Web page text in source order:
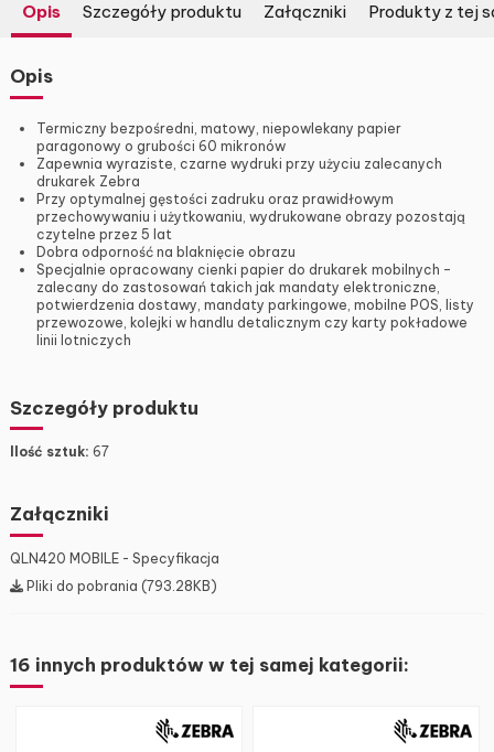
Opis Szczegóły produktu Załączniki Produkty z tej
Opis
Termiczny bezpośredni, matowy, niepowlekany papier
paragonowy o grubości 60 mikronów
Zapewnia wyraziste, czarne wydruki przy użyciu zalecanych
drukarek Zebra
Przy optymalnej gęstości zadruku oraz prawidłowym
przechowywaniu i użytkowaniu, wydrukowane obrazy pozostają
czytelne przez 5 lat
Dobra odporność na blaknięcie obrazu
Specjalnie opracowany cienki papier do drukarek mobilnych –
zalecany do zastosowań takich jak mandaty elektroniczne,
potwierdzenia dostawy, mandaty parkingowe, mobilne POS, listy
przewozowe, kolejki w handlu detalicznym czy karty pokładowe
linii lotniczych
Szczegóły produktu
Ilość sztuk: 67
Załączniki
QLN420 MOBILE - Specyfikacja
Pliki do pobrania (793.28KB)
16 innych produktów w tej samej kategorii: